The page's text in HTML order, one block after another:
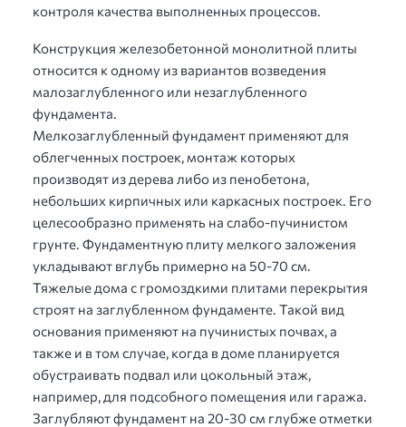
контроля качества выполненных процессов.
Конструкция железобетонной монолитной плиты
относится к одному из вариантов возведения
малозаглубленного или незаглубленного
фундамента.
Мелкозаглубленный фундамент применяют для
облегченных построек, монтаж которых
производят из дерева либо из пенобетона,
небольших кирпичных или каркасных построек. Его
целесообразно применять на слабо-пучинистом
грунте. Фундаментную плиту мелкого заложения
укладывают вглубь примерно на 50-70 см.
Тяжелые дома с громоздкими плитами перекрытия
строят на заглубленном фундаменте. Такой вид
основания применяют на пучинистых почвах, а
также и в том случае, когда в доме планируется
обустраивать подвал или цокольный этаж,
например, для подсобного помещения или гаража.
Заглубляют фундамент на 20-30 см глубже отметки